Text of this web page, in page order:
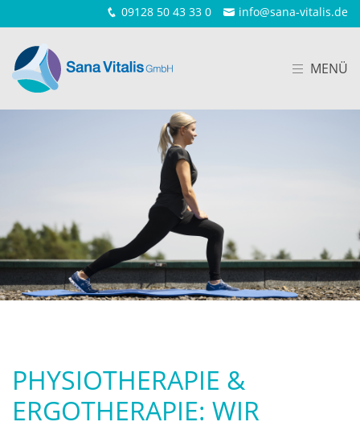
09128 50 43 33 0 info@sana-vitalis.de
MENÜ
PHYSIOTHERAPIE &
ERGOTHERAPIE: WIR